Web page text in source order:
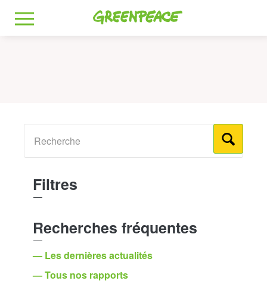
Greenpeace
MENU
Filtres
Recherches fréquentes
— Les dernières actualités
— Tous nos rapports